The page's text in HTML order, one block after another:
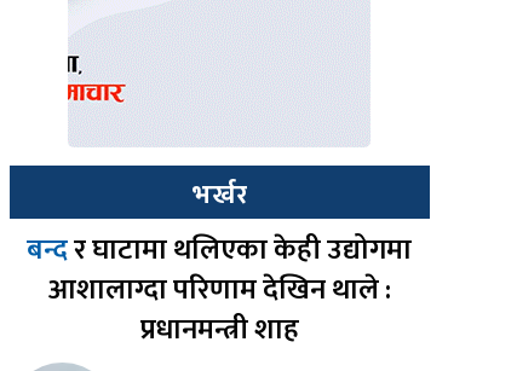
भर्खर
बन्दर घाटामा थलिएका केही उद्योगमा
आशालाग्दा परिणाम देखिन थाले :
प्रधानमन्त्री शाह